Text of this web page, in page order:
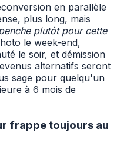
en parallèle
plus long, mais
plutôt pour cette
le week-end,
le soir, et démission
alternatifs seront
sage pour quelqu'un
à 6 mois de
frappe toujours au